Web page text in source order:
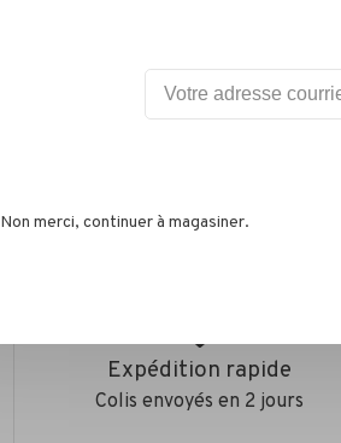
0 étoiles selon 0 avis
Expédition rapide
Colis envoyés en 2 jours
Non merci, continuer à magasiner.